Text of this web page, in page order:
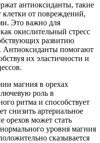
антиоксиданты, такие
от повреждений,
Это важно для
окислительный стресс
развитию
Антиоксиданты помогают
их эластичности и
магния в орехах
роль в
ритма и способствует
снизить артериальное
орехов может стать
уровня магния
сказывается